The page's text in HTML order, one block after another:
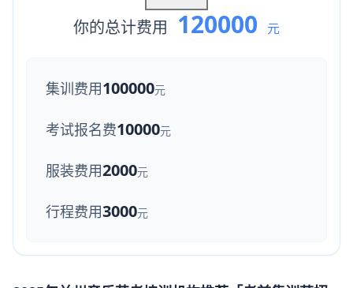
你的总计费用 120000 元
集训费用 100000元
考试报名费 10000元
服装费用2000元
行程费用3000元